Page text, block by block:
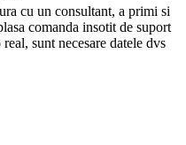
cu un consultant, a primi si
comanda insotit de suport
sunt necesare datele dvs